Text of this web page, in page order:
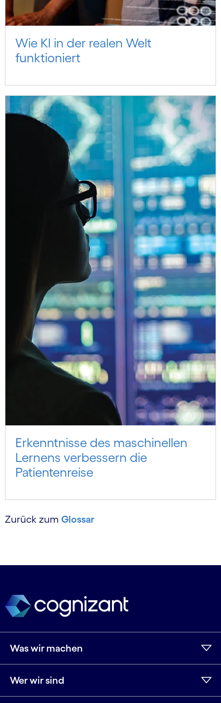
Wie KI in der realen Welt
funktioniert
Erkenntnisse des maschinellen
Lernens verbessern die
Patientenreise
Zurück zum Glossar
Was wir machen
Wer wir sind